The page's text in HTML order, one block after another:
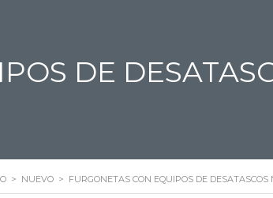
DE
> NUEVO > FURGONETAS CON EQUIPOS DE DESATASCOS